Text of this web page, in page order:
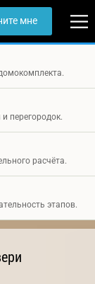
мне
перегородок.
расчёта.
этапов.